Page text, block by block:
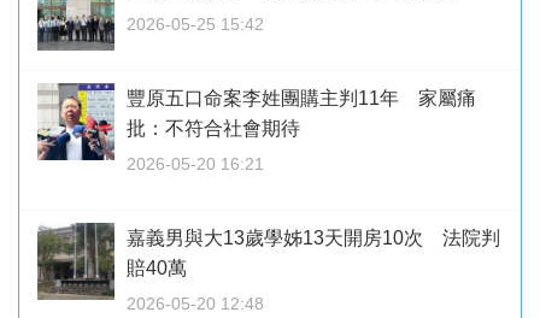
2026-05-25 15:42
豐原五口命案李姓團購主判11年 家屬痛
批：不符合社會期待
2026-05-20 16:21
嘉義男與大13歲學姊13天開房10次 法院判
賠40萬
2026-05-20 12:48